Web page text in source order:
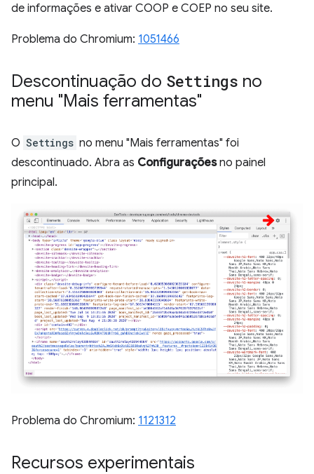
de informações e ativar COOP e COEP no seu site.
Problema do Chromium: 1051466
Descontinuação do Settings no
menu "Mais ferramentas"
O Settings no menu "Mais ferramentas" foi
descontinuado. Abra as Configuraçõesno painel
principal.
Problema do Chromium: 1121312
Recursos experimentais